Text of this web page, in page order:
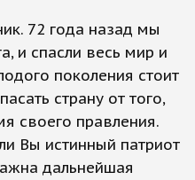
72 года назад мы
и спасли весь мир и
поколения стоит
страну от того,
своего правления.
Вы истинный патриот
дальнейшая